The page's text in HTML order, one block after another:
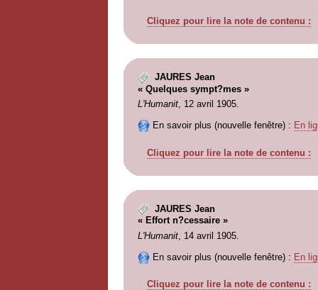
Cliquez pour lire la note de contenu :
JAURES Jean
« Quelques sympt?mes »
L'Humanit, 12 avril 1905.
En savoir plus (nouvelle fenêtre) : En
Cliquez pour lire la note de contenu :
JAURES Jean
« Effort n?cessaire »
L'Humanit, 14 avril 1905.
En savoir plus (nouvelle fenêtre) : En
Cliquez pour lire la note de contenu :